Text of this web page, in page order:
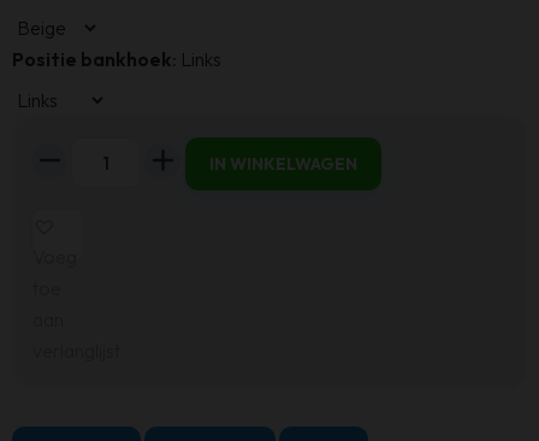
Positie bankhoek Links
cm
IN WINKELWAGEN